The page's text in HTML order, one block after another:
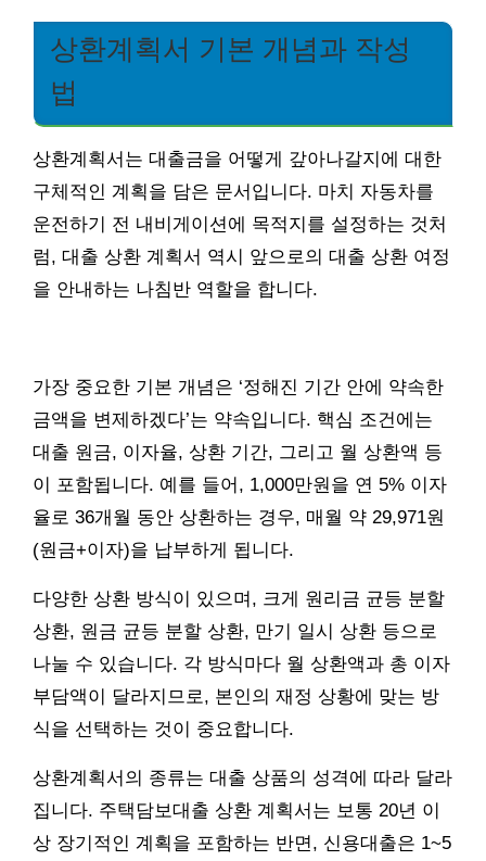
상환계획서 기본 개념과 작성
법
상환계획서는 대출금을 어떻게 갚아나갈지에 대한
구체적인 계획을 담은 문서입니다. 마치 자동차를
운전하기 전 내비게이션에 목적지를 설정하는 것처
럼, 대출 상환 계획서 역시 앞으로의 대출 상환 여정
을 안내하는 나침반 역할을 합니다.
가장 중요한 기본 개념은 ‘정해진 기간 안에 약속한
금액을 변제하겠다’는 약속입니다. 핵심 조건에는
대출 원금, 이자율, 상환 기간, 그리고 월 상환액 등
이 포함됩니다. 예를 들어, 1,000만원을 연 5% 이자
율로 36개월 동안 상환하는 경우, 매월 약 29,971원
(원금+이자)을 납부하게 됩니다.
다양한 상환 방식이 있으며, 크게 원리금 균등 분할
상환, 원금 균등 분할 상환, 만기 일시 상환 등으로
나눌 수 있습니다. 각 방식마다 월 상환액과 총 이자
부담액이 달라지므로, 본인의 재정 상황에 맞는 방
식을 선택하는 것이 중요합니다.
상환계획서의 종류는 대출 상품의 성격에 따라 달라
집니다. 주택담보대출 상환 계획서는 보통 20년 이
상 장기적인 계획을 포함하는 반면, 신용대출은 1~5